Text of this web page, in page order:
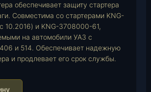
обеспечивает защиту стартера
Совместима со стартерами KNG-
10.2016) и KNG-3708000-61,
на автомобили УАЗ с
и 514. Обеспечивает надежную
и продлевает его срок службы.